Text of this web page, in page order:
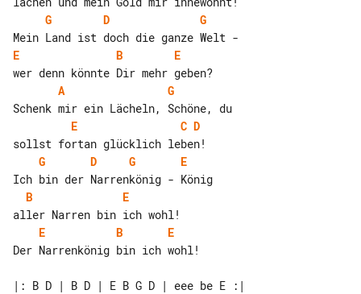
G
D
G
E
B
E
A
G
E
C D
G
D G
E
B
E
E
B
E
Der Narrenkönig bin ich wohl!
|: B D | B D | E B G D | eee be E :|